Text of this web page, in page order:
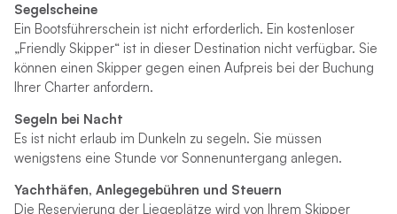
Segelscheine
Ein Bootsführerschein ist nicht erforderlich. Ein kostenloser
„Friendly Skipper“ ist in dieser Destination nicht verfügbar. Sie
können einen Skipper gegen einen Aufpreis bei der Buchung
Ihrer Charter anfordern.
Segeln bei Nacht
Es ist nicht erlaub im Dunkeln zu segeln. Sie müssen
wenigstens eine Stunde vor Sonnenuntergang anlegen.
Yachthäfen, Anlegegebühren und Steuern
Die Reservierung der Liegeplätze wird von Ihrem Skipper